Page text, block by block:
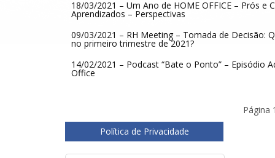
18/03/2021 – Um Ano de HOME OFFICE – Prós e
Aprendizados – Perspectivas
09/03/2021 – RH Meeting – Tomada de Decisão:
no primeiro trimestre de 2021?
14/02/2021 – Podcast “Bate o Ponto” – Episódio
Office
Página
Política de Privacidade